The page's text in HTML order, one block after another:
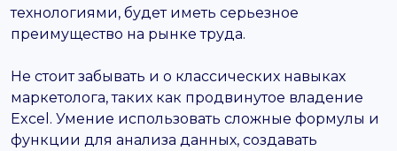
технологиями, будет иметь серьезное
преимущество на рынке труда.
Не стоит забывать и о классических навыках
маркетолога, таких как продвинутое владение
Excel. Умение использовать сложные формулы и
функции для анализа данных, создавать